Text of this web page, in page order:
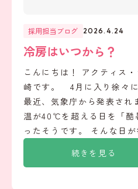
続きを見る
採用担当ブログ 2026.4.24
冷房はいつから？
こんにちは！ アクティス
崎です。 4月に入り徐々に
最近、気象庁から発表され
温が40℃を超える日を「酷
ったそうです。 そんな日